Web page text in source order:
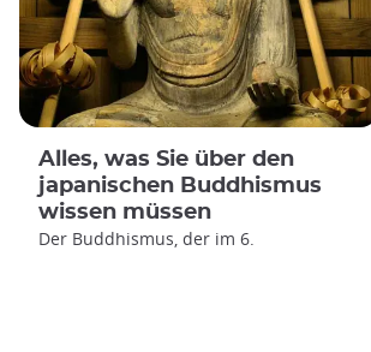
Alles, was Sie über den
japanischen Buddhismus
wissen müssen
Der Buddhismus, der im 6.